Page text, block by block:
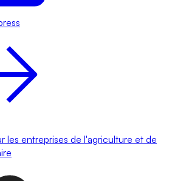
les entreprises de l'agriculture et de